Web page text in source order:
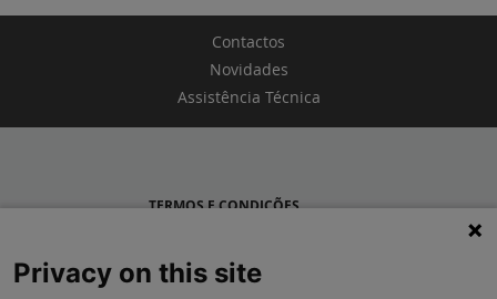
Contactos
Novidades
Assistência Técnica
TERMOS E CONDIÇÕES
LEGRAND PORTUGAL
Privacy on this site